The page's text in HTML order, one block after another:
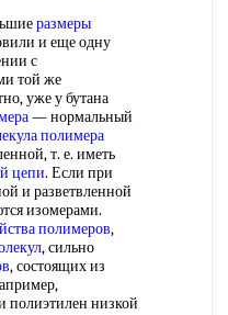
размеры
и еще одну
с
той же
уже у бутана
— нормальный
полимера
т. е. иметь
цепи. Если при
и разветвленной
изомерами.
полимеров,
, сильно
, состоящих из
полиэтилен низкой